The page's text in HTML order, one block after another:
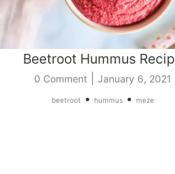
Beetroot Hummus
0 Comment| January 6, 2021
beetroot • hummus• meze